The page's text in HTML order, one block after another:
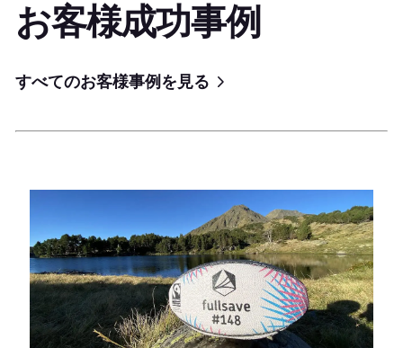
お客様成功事例
すべてのお客様事例を見る